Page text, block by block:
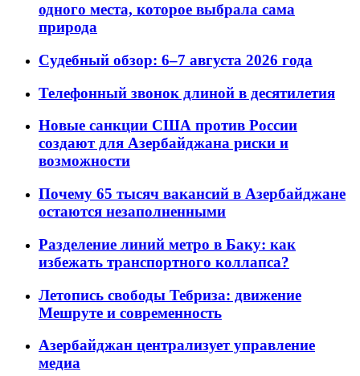
одного места, которое выбрала сама
природа
Судебный обзор: 6–7 августа 2026 года
Телефонный звонок длиной в десятилетия
Новые санкции США против России
создают для Азербайджана риски и
возможности
Почему 65 тысяч вакансий в Азербайджане
остаются незаполненными
Разделение линий метро в Баку: как
избежать транспортного коллапса?
Летопись свободы Тебриза: движение
Мешруте и современность
Азербайджан централизует управление
медиа